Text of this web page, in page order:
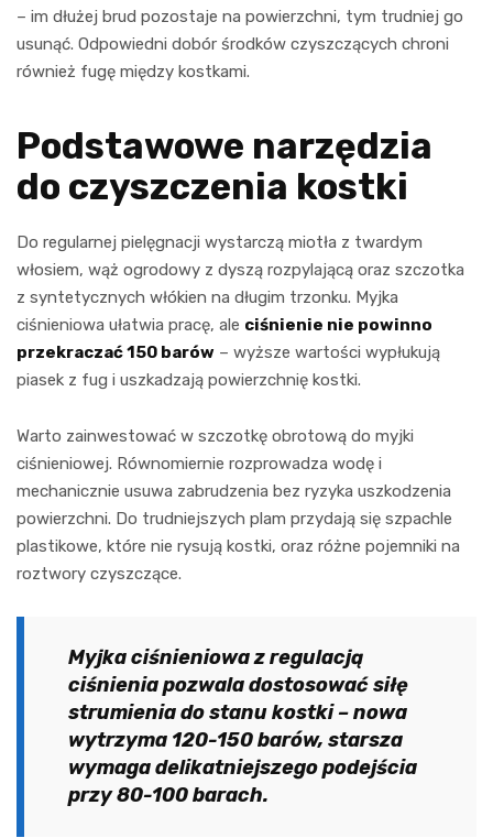
– im dłużej brud pozostaje na powierzchni, tym trudniej go
usunąć. Odpowiedni dobór środków czyszczących chroni
również fugę między kostkami.
Podstawowe narzędzia
do czyszczenia kostki
Do regularnej pielęgnacji wystarczą miotła z twardym
włosiem, wąż ogrodowy z dyszą rozpylającą oraz szczotka
z syntetycznych włókien na długim trzonku. Myjka
ciśnieniowa ułatwia pracę, ale ciśnienie nie powinno
przekraczać 150 barów – wyższe wartości wypłukują
piasek z fug i uszkadzają powierzchnię kostki.
Warto zainwestować w szczotkę obrotową do myjki
ciśnieniowej. Równomiernie rozprowadza wodę i
mechanicznie usuwa zabrudzenia bez ryzyka uszkodzenia
powierzchni. Do trudniejszych plam przydają się szpachle
plastikowe, które nie rysują kostki, oraz różne pojemniki na
roztwory czyszczące.
Myjka ciśnieniowa z regulacją
ciśnienia pozwala dostosować siłę
strumienia do stanu kostki – nowa
wytrzyma 120-150 barów, starsza
wymaga delikatniejszego podejścia
przy 80-100 barach.